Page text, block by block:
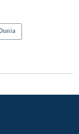
Dunia